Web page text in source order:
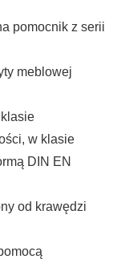
pomocnik z serii
meblowej
w klasie
DIN EN
od krawędzi